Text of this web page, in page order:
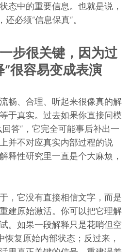
态中的重要信息。也就是说，
必须“信息保真”。
步很关键，因为过
很容易变成表演
畅、合理、听起来很像真的解
于真实。过去如果你直接问模
答”，它完全可能事后补出一
并不对应真实内部过程的说
释性研究里一直是个大麻烦，
，它没有直接相信文字，而是
建原始激活。你可以把它理解
。如果一段解释只是花哨但空
恢复原始内部状态；反过来，